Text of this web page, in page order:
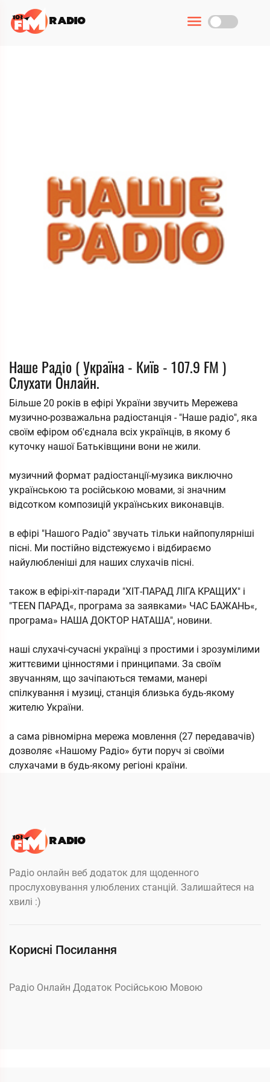
Наше Радіо ( Україна - Київ - 107.9 FM )
Слухати Онлайн.
Більше 20 років в ефірі України звучить Мережева
музично-розважальна радіостанція - "Наше радіо", яка
своїм ефіром об'єднала всіх українців, в якому б
куточку нашої Батьківщини вони не жили.
музичний формат радіостанції-музика виключно
українською та російською мовами, зі значним
відсотком композицій українських виконавців.
в ефірі "Нашого Радіо" звучать тільки найпопулярніші
пісні. Ми постійно відстежуємо і відбираємо
найулюбленіші для наших слухачів пісні.
також в ефірі-хіт-паради "ХІТ-ПАРАД ЛІГА КРАЩИХ" і
"TEEN ПАРАД«, програма за заявками» ЧАС БАЖАНЬ«,
програма» НАША ДОКТОР НАТАША", новини.
наші слухачі-сучасні українці з простими і зрозумілими
життєвими цінностями і принципами. За своїм
звучанням, що зачіпаються темами, манері
спілкування і музиці, станція близька будь-якому
жителю України.
а сама рівномірна мережа мовлення (27 передавачів)
дозволяє «Нашому Радіо» бути поруч зі своїми
слухачами в будь-якому регіоні країни.
Радіо онлайн веб додаток для щоденного
прослуховування улюблених станцій. Залишайтеся на
хвилі :)
Корисні Посилання
Радіо Онлайн Додаток Російською Мовою